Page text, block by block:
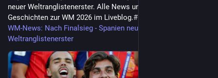
neuer Weltranglistenerster. Alle News und kuriosen
Geschichten zur WM 2026 im Liveblog.#
WM-News: Nach Finalsieg - Spanien neuer
Weltranglistenerster